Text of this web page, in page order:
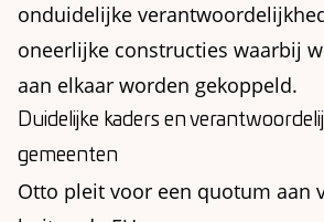
onduidelijke
oneerlijke constructies waarbij
aan elkaar worden gekoppeld.
Duidelijke kaders en
gemeenten
Otto pleit voor een quotum aan